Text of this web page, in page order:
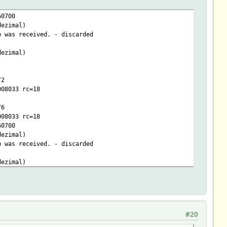
was received. - discarded
rc=18
rc=18
was received. - discarded
#20